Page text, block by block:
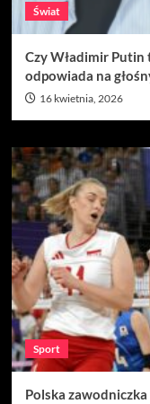
Świat
Czy Władimir Putin
odpowiada na
16 kwietnia, 2026
Sport
Polska